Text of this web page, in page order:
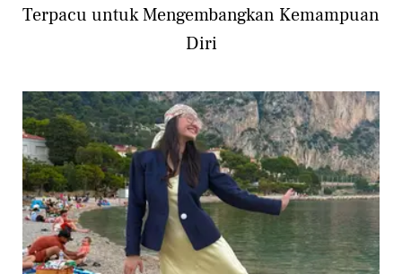
Terpacu untuk Mengembangkan Kemampuan
Diri